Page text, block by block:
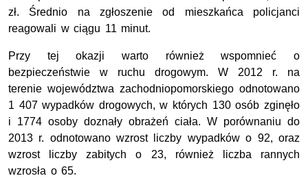
zł. Średnio na zgłoszenie od mieszkańca policjanci
reagowali w ciągu 11 minut.
Przy tej okazji warto również wspomnieć o
bezpieczeństwie w ruchu drogowym. W 2012 r. na
terenie województwa zachodniopomorskiego odnotowano
1 407 wypadków drogowych, w których 130 osób zginęło
i 1774 osoby doznały obrażeń ciała. W porównaniu do
2013 r. odnotowano wzrost liczby wypadków o 92, oraz
wzrost liczby zabitych o 23, również liczba rannych
wzrosła o 65.